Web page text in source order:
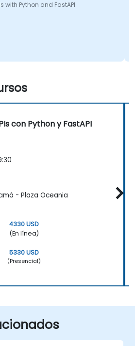
with Python and FastAPI
con Python y FastAPI
- Plaza Oceania
4330 USD
(En línea)
5330 USD
(Presencial)